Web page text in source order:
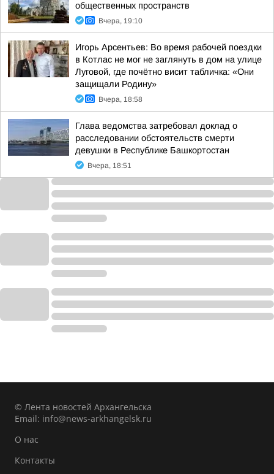
общественных пространств
Вчера, 19:10
Игорь Арсентьев: Во время рабочей поездки
в Котлас не мог не заглянуть в дом на улице
Луговой, где почётно висит табличка: «Они
защищали Родину»
Вчера, 18:58
Глава ведомства затребовал доклад о
расследовании обстоятельств смерти
девушки в Республике Башкортостан
Вчера, 18:51
© Лента новостей Архангельска
Email: info@news-arkhangelsk.ru
О нас
Контакты